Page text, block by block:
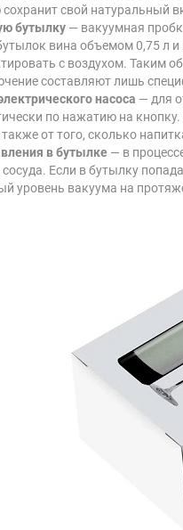
свой натуральный
бутылку — вакуумная
вина объемом 0,75 л
с воздухом. Таким
составляют лишь
насоса — для
по нажатию на
от того, сколько
в бутылке — в
Если в бутылку
уровень вакуума на